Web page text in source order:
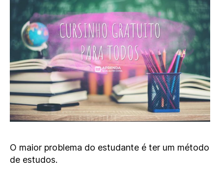
O maior problema do estudante é ter um método
de estudos.